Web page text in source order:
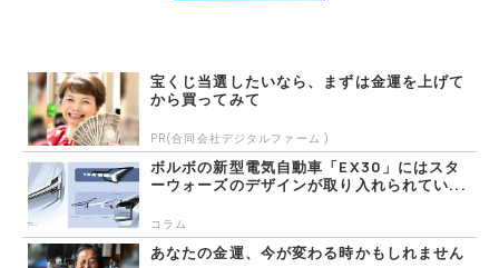
宝くじ当選したいなら、まずは金運を上げて
から買ってみて
PR(合同会社デジタルファーム )
ボルボの新型電気自動車「EX30」にはスタ
ーウォーズのデザインが取り入れられてい...
コラム
あなたの金運、今が変わる時かもしれません